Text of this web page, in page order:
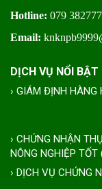
Hotline: 079
Email:
DỊCH VỤ NỔI BẬT
› DỊCH VỤ CHỨNG
› CHỨNG NHẬN
NÔNG NGHIỆP TỐT
› GIÁM ĐỊNH HÀNG